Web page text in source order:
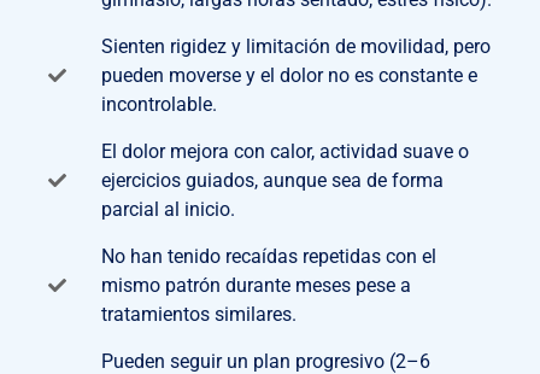
Sienten rigidez y limitación de movilidad, pero
pueden moverse y el dolor no es constante e
incontrolable.
El dolor mejora con calor, actividad suave o
ejercicios guiados, aunque sea de forma
parcial al inicio.
No han tenido recaídas repetidas con el
mismo patrón durante meses pese a
tratamientos similares.
Pueden seguir un plan progresivo (2–6